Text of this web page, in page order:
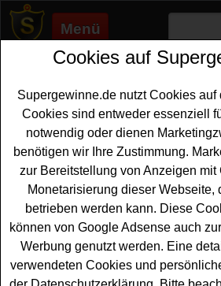
Menü
Supergewinne.de>Gewinnspiele>
Anzeige:
Anzeige:
Familie.de
Babyphones
Ein kostenloses Familie.de
Gewinner, die gern ein tolles
möchten. Verlost werden bei
Cookies auf
Supergewinne.de nutzt Cookies
Cookies sind entweder essenziell
notwendig oder dienen
benötigen wir Ihre Zustimmung.
zur Bereitstellung von Anzeigen mit
Monetarisierung dieser Webseite,
betrieben werden kann. Diese
können von Google Adsense auch
Werbung genutzt werden. Eine
verwendeten Cookies und